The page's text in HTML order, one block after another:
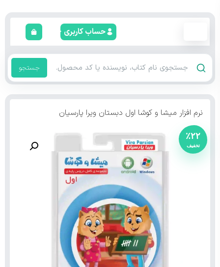
حساب کاربری
جستجو
نرم افزار میشا و کوشا اول دبستان ویرا پارسیان
٪۲۲